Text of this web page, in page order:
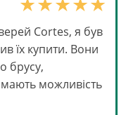
Cortes, я був
їх купити. Вони
брусу,
мають можливість